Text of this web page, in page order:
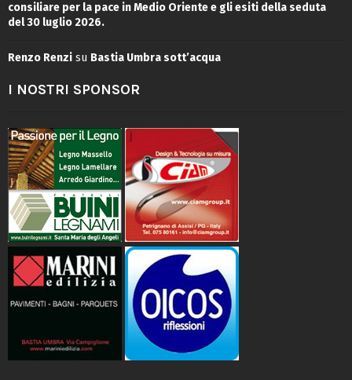
consiliare per la pace in Medio Oriente e gli esiti della seduta
del 30 luglio 2026.
Renzo Renzi su Bastia Umbra sott’acqua
I NOSTRI SPONSOR